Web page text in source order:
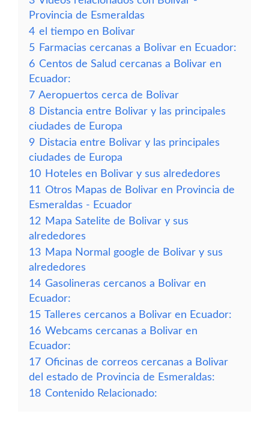
Provincia de Esmeraldas
4 el tiempo en Bolivar
5 Farmacias cercanas a Bolivar en Ecuador:
6 Centos de Salud cercanas a Bolivar en
Ecuador:
7 Aeropuertos cerca de Bolivar
8 Distancia entre Bolivar y las principales
ciudades de Europa
9 Distacia entre Bolivar y las principales
ciudades de Europa
10 Hoteles en Bolivar y sus alrededores
11 Otros Mapas de Bolivar en Provincia de
Esmeraldas - Ecuador
12 Mapa Satelite de Bolivar y sus
alrededores
13 Mapa Normal google de Bolivar y sus
alrededores
14 Gasolineras cercanos a Bolivar en
Ecuador:
15 Talleres cercanos a Bolivar en Ecuador:
16 Webcams cercanas a Bolivar en
Ecuador:
17 Oficinas de correos cercanas a Bolivar
del estado de Provincia de Esmeraldas:
18 Contenido Relacionado: